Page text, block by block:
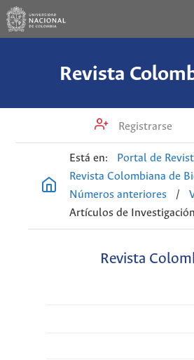
Revista
Registrarse
Está en: Portal de
Revista Colombiana de
Números anteriores
/
Artículos de Investigación
Revista